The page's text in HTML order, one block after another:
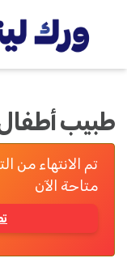
طبيب
تم الانتهاء من
متاحة الآن